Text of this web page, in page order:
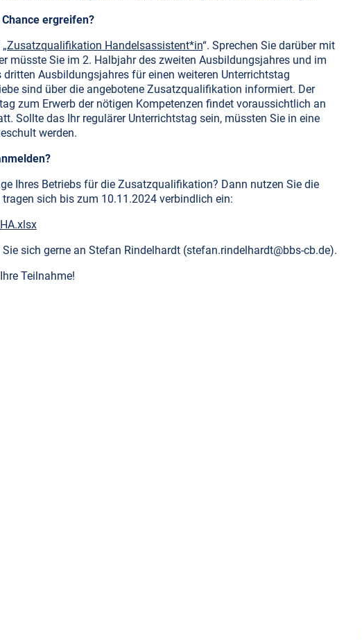
ergreifen?
Zusatzqualifikation Handelsassistent*in“. Sprechen Sie darüber mit
müsste Sie im 2. Halbjahr des zweiten Ausbildungsjahres und im
dritten Ausbildungsjahres für einen weiteren Unterrichtstag
sind über die angebotene Zusatzqualifikation informiert. Der
zum Erwerb der nötigen Kompetenzen findet voraussichtlich an
Sollte das Ihr regulärer Unterrichtstag sein, müssten Sie in eine
werden.
Ihres Betriebs für die Zusatzqualifikation? Dann nutzen Sie die
sich bis zum 10.11.2024 verbindlich ein:
Sie sich gerne an Stefan Rindelhardt (stefan.rindelhardt@bbs-cb.de).
Teilnahme!